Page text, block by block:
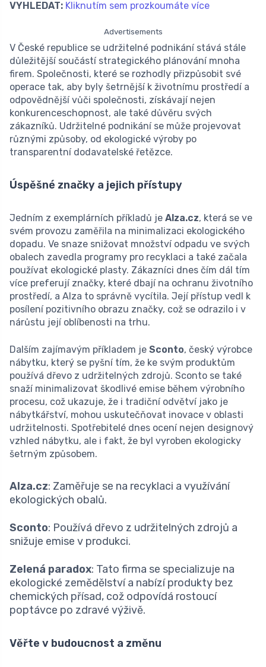
VYHLEDAT: Kliknutím sem prozkoumáte více
Advertisements
V České republice se udržitelné podnikání stává stále
důležitější součástí strategického plánování mnoha
firem. Společnosti, které se rozhodly přizpůsobit své
operace tak, aby byly šetrnější k životnímu prostředí a
odpovědnější vůči společnosti, získávají nejen
konkurenceschopnost, ale také důvěru svých
zákazníků. Udržitelné podnikání se může projevovat
různými způsoby, od ekologické výroby po
transparentní dodavatelské řetězce.
Úspěšné značky a jejich přístupy
Jedním z exemplárních příkladů je Alza.cz, která se ve
svém provozu zaměřila na minimalizaci ekologického
dopadu. Ve snaze snižovat množství odpadu ve svých
obalech zavedla programy pro recyklaci a také začala
používat ekologické plasty. Zákazníci dnes čím dál tím
více preferují značky, které dbají na ochranu životního
prostředí, a Alza to správně vycítila. Její přístup vedl k
posílení pozitivního obrazu značky, což se odrazilo i v
nárůstu její oblíbenosti na trhu.
Dalším zajímavým příkladem je Sconto, český výrobce
nábytku, který se pyšní tím, že ke svým produktům
používá dřevo z udržitelných zdrojů. Sconto se také
snaží minimalizovat škodlivé emise během výrobního
procesu, což ukazuje, že i tradiční odvětví jako je
nábytkářství, mohou uskutečňovat inovace v oblasti
udržitelnosti. Spotřebitelé dnes ocení nejen designový
vzhled nábytku, ale i fakt, že byl vyroben ekologicky
šetrným způsobem.
Alza.cz: Zaměřuje se na recyklaci a využívání
ekologických obalů.
Sconto: Používá dřevo z udržitelných zdrojů a
snižuje emise v produkci.
Zelená paradox: Tato firma se specializuje na
ekologické zemědělství a nabízí produkty bez
chemických přísad, což odpovídá rostoucí
poptávce po zdravé výživě.
Věřte v budoucnost a změnu